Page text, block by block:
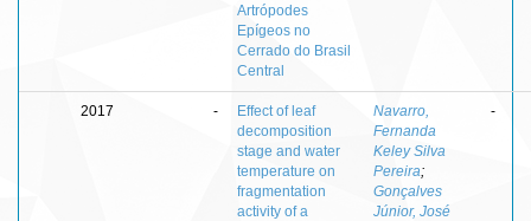
Artrópodes
Epígeos no
Cerrado do Brasil
Central
2017 -
Effect of leaf
decomposition
stage and water
temperature on
fragmentation
activity of a
Navarro,
Fernanda
Keley Silva
Pereira;
Gonçalves
Júnior, José
-